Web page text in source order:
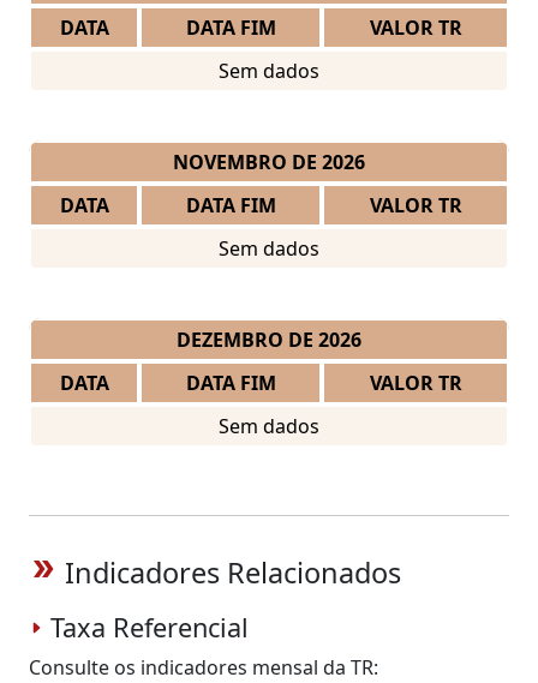
DATA
DATA FIM
VALOR TR
Sem dados
NOVEMBRO DE 2026
DATA
DATA FIM
VALOR TR
Sem dados
DEZEMBRO DE 2026
DATA
DATA FIM
VALOR TR
Sem dados
double_arrow Indicadores Relacionados
Taxa Referencial
Consulte os indicadores mensal da TR: